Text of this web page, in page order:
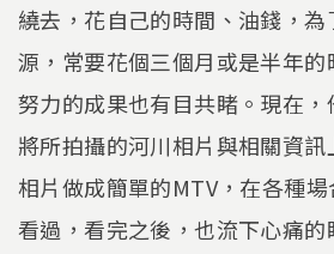
繞去，花自己的時間、油錢，
源，常要花個三個月或是半年
努力的成果也有目共睹。現在，
將所拍攝的河川相片與相關資
相片做成簡單的MTV，在各種
看過，看完之後，也流下心痛